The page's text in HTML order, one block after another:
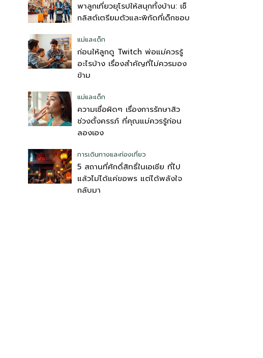
พาลูกเที่ยวยุโรปให้สนุกทั้งบ้าน: เช็
กลิสต์เตรียมตัวและพิกัดที่เด็กชอบ
แม่และเด็ก
ก่อนให้ลูกดู Twitch พ่อแม่ควรรู้
อะไรบ้าง เรื่องสำคัญที่ไม่ควรมอง
ข้าม
แม่และเด็ก
ความเชื่อผิดๆ เรื่องการรักษาสิว
ช่วงตั้งครรภ์ ที่คุณแม่ควรรู้ก่อน
ลองเอง
การเดินทางและท่องเที่ยว
5 สถานที่ศักดิ์สิทธิ์ในเอเชีย ที่ไป
แล้วไม่ได้แค่ขอพร แต่ได้พลังใจ
กลับมา